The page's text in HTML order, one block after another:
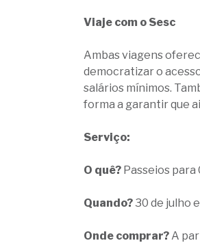
Viaje com o Sesc
Ambas viagens
democratizar o
salários mínimos.
forma a garantir que
Serviço:
O quê? Passeios para
Quando?30 de julho
Onde comprar?A